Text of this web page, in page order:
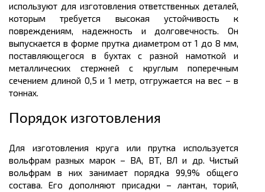
используют для изготовления ответственных деталей,
которым требуется высокая устойчивость к
повреждениям, надежность и долговечность. Он
выпускается в форме прутка диаметром от 1 до 8 мм,
поставляющегося в бухтах с разной намоткой и
металлических стержней с круглым поперечным
сечением длиной 0,5 и 1 метр, отгружается на вес – в
тоннах.
Порядок изготовления
Для изготовления круга или прутка используется
вольфрам разных марок – ВА, ВТ, ВЛ и др. Чистый
вольфрам в них занимает порядка 99,9% общего
состава. Его дополняют присадки – лантан, торий,